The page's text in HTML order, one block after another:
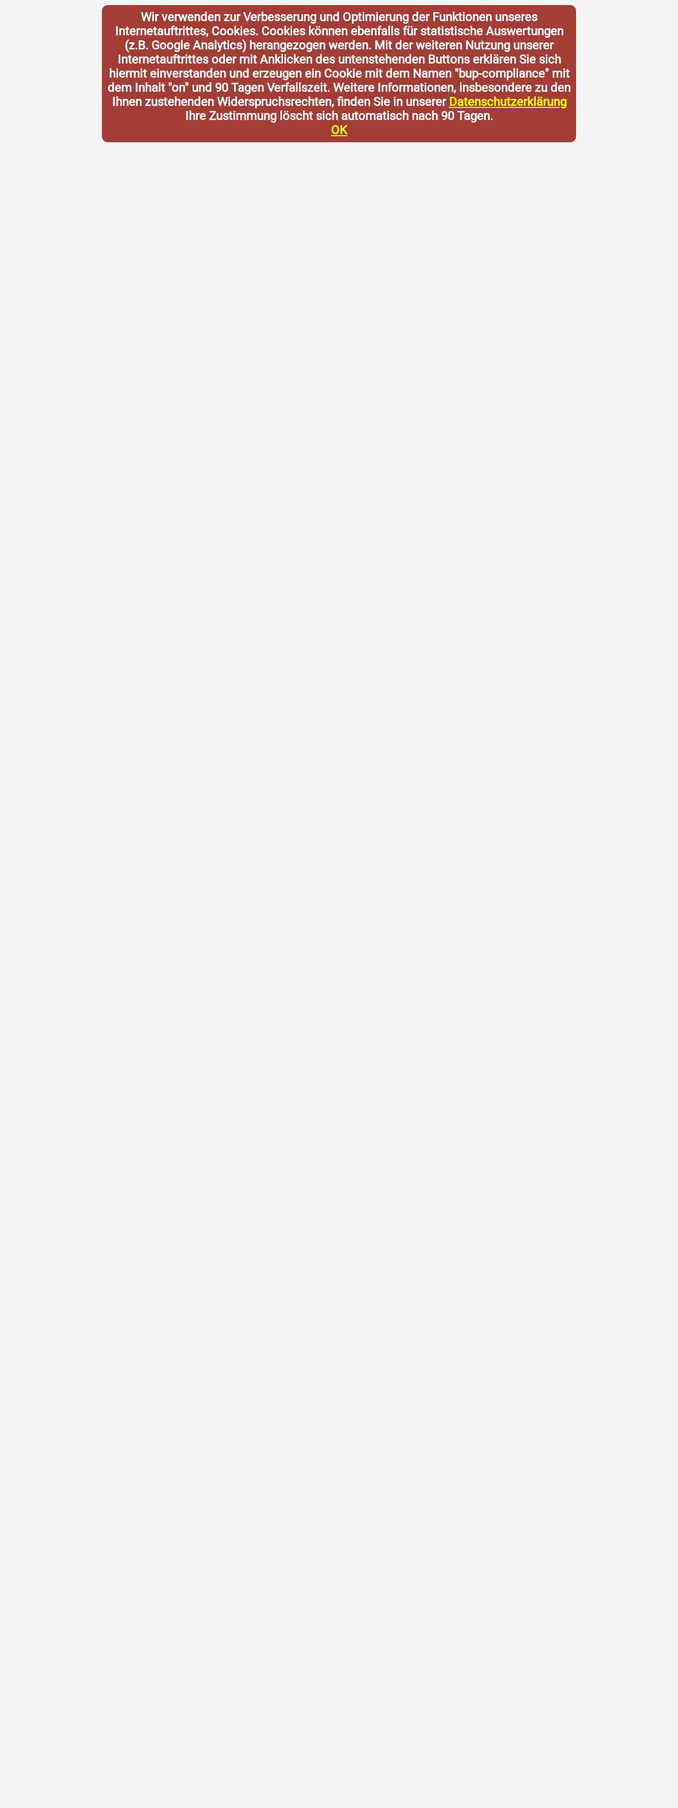
Wir verwenden zur Verbesserung und Optimierung der Funktionen unseres
Internetauftrittes, Cookies. Cookies können ebenfalls für statistische Auswertungen
(z.B. Google Analytics) herangezogen werden. Mit der weiteren Nutzung unserer
Internetauftrittes oder mit Anklicken des untenstehenden Buttons erklären Sie sich
hiermit einverstanden und erzeugen ein Cookie mit dem Namen "bup-compliance" mit
dem Inhalt "on" und 90 Tagen Verfallszeit. Weitere Informationen, insbesondere zu den
Ihnen zustehenden Widerspruchsrechten, finden Sie in unserer Datenschutzerklärung
Ihre Zustimmung löscht sich automatisch nach 90 Tagen.
OK